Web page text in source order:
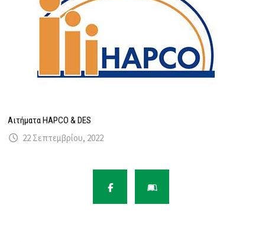
Αιτήματα HAPCO & DES
22 Σεπτεμβρίου, 2022